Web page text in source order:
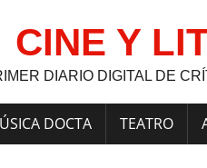
CINE Y
DIARIO DIGITAL DE
DOCTA TEATRO